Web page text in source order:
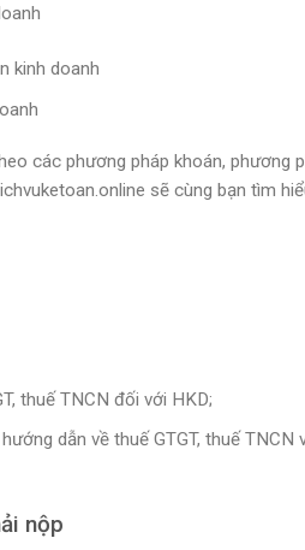
kinh doanh
các phương pháp khoán, phương
sẽ cùng bạn tìm
thuế TNCN đối với HKD;
dẫn về thuế GTGT, thuế TNCN
nộp